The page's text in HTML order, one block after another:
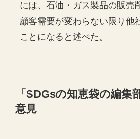
には、石油・ガス製品の販売
顧客需要が変わらない限り他
ことになると述べた。
「SDGsの知恵袋の編集
意見